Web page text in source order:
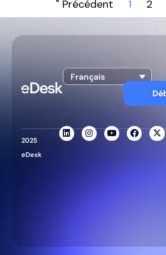
" Précédent 1 2
Français
2025
eDesk